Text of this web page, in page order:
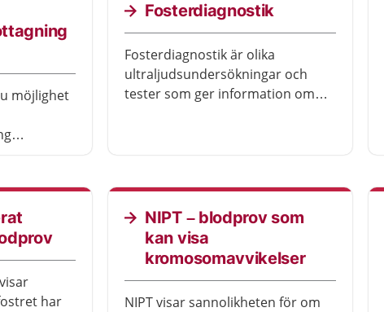
möjlighet
inför
är gratis
Fosterdiagnostik
Fosterdiagnostik är olika
ultraljudsundersökningar och
tester som ger information om
moderkakans placering,
eventuella avvikelser hos fostret,
kromosomavvikelser eller andra
avvikelser med graviditeten.
har
NIPT – blodprov som
kan visa
kromosomavvikelser
NIPT visar sannolikheten för om